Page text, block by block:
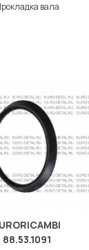
вала
88.53.1091